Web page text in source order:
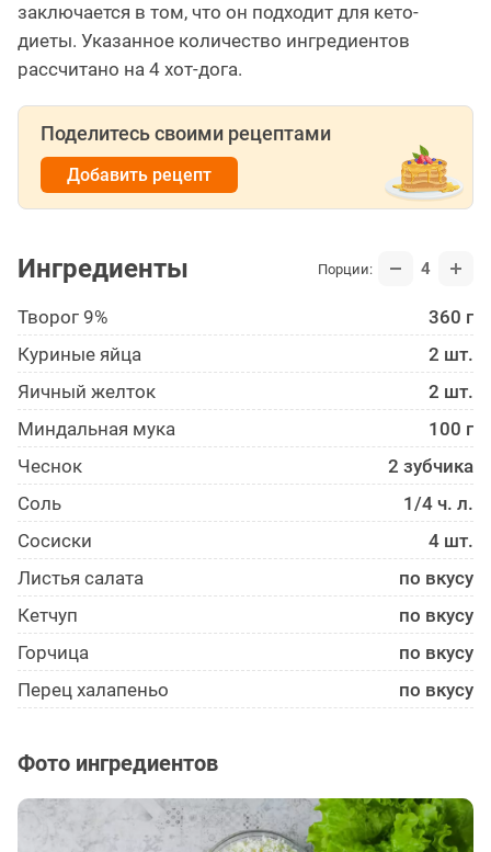
заключается в том, что он подходит для кето-
диеты. Указанное количество ингредиентов
рассчитано на 4 хот-дога.
Поделитесь своими рецептами
Добавить рецепт
Ингредиенты Порции: 4
Творог 9%
360 г
Куриные яйца
2 шт.
Яичный желток
2 шт.
Миндальная мука
100 г
Чеснок
2 зубчика
Соль
1/4 ч. л.
Сосиски
4 шт.
Листья салата
по вкусу
Кетчуп
по вкусу
Горчица
по вкусу
Перец халапеньо
по вкусу
Фото ингредиентов